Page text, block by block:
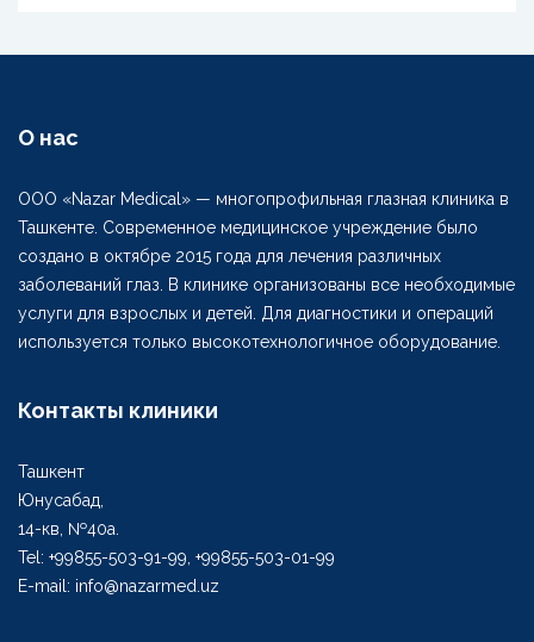
О нас
ООО «Nazar Medical» — многопрофильная глазная клиника в
Ташкенте. Современное медицинское учреждение было
создано в октябре 2015 года для лечения различных
заболеваний глаз. В клинике организованы все необходимые
услуги для взрослых и детей. Для диагностики и операций
используется только высокотехнологичное оборудование.
Контакты клиники
Ташкент
Юнусабад,
14-кв, №40а.
Tel: +99855-503-91-99, +99855-503-01-99
E-mail: info@nazarmed.uz